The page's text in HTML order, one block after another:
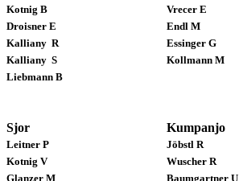
Kotnig B
Vrecer E
Droisner E
Endl M
Kalliany R Essinger G
Kalliany S Kollmann M
Liebmann B
Sjor Kumpanjo
Leitner P Jöbstl R
Kotnig V
Wuscher R
Glanzer M
Baumgartner U